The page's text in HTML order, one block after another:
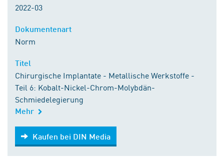
2022-03
Norm
Chirurgische Implantate - Metallische Werkstoffe -
Teil 6: Kobalt-Nickel-Chrom-Molybdän-
Schmiedelegierung
Mehr
Kaufen bei DIN Media
Kaufen bei DIN Media